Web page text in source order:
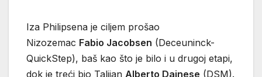
Iza Philipsena je ciljem prošao
Nizozemac Fabio Jacobsen (Deceuninck-
QuickStep), baš kao što je bilo i u drugoj etapi,
dok je treći bio Talijan Alberto Dainese (DSM).